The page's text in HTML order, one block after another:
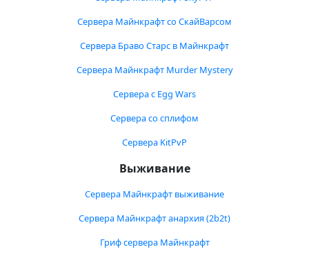
Сервера Майнкрафт со СкайВарсом
Сервера Браво Старс в Майнкрафт
Сервера Майнкрафт Murder Mystery
Сервера с Egg Wars
Сервера со сплифом
Сервера KitPvP
Выживание
Сервера Майнкрафт выживание
Сервера Майнкрафт анархия (2b2t)
Гриф сервера Майнкрафт